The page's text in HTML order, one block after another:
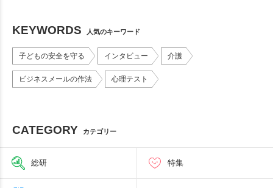
KEYWORDS 人気のキーワード
子どもの安全を守る インタビュー 介護
ビジネスメールの作法 心理テスト
CATEGORY カテゴリー
総研 特集